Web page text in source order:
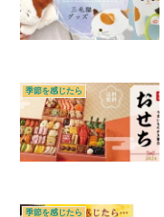
季節を感じたら
季節を感じたら